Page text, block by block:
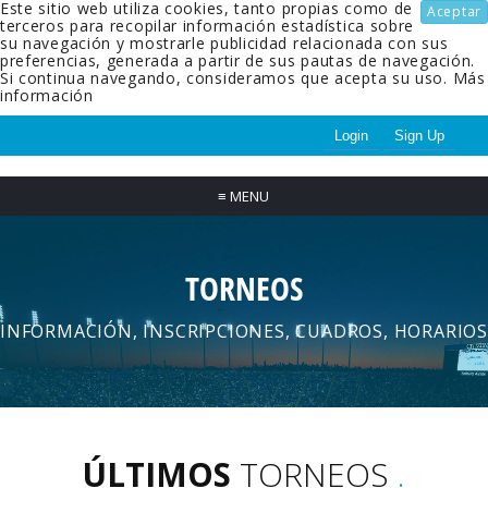
Aceptar
Este sitio web utiliza cookies, tanto propias como de
terceros para recopilar información estadística sobre
su navegación y mostrarle publicidad relacionada con sus
preferencias, generada a partir de sus pautas de navegación.
Si continua navegando, consideramos que acepta su uso. Más
información
Login Sign Up
≡ MENU
TORNEOS
INFORMACIÓN, INSCRIPCIONES, CUADROS, HORARIOS
ÚLTIMOS TORNEOS .